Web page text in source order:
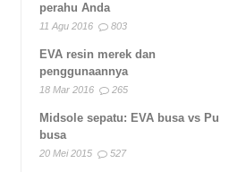
perahu Anda
11 Agu 2016 803
EVA resin merek dan
penggunaannya
18 Mar 2016 265
Midsole sepatu: EVA busa vs Pu
busa
20 Mei 2015 527